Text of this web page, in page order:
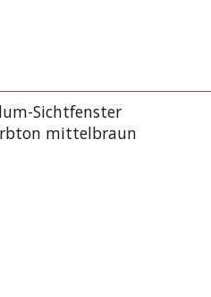
Sichtfenster
mittelbraun